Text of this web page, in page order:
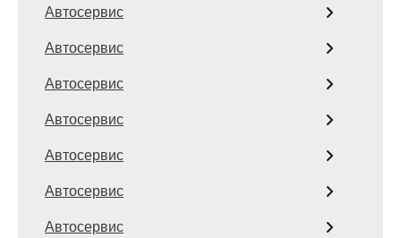
Автосервис
Автосервис
Автосервис
Автосервис
Автосервис
Автосервис
Автосервис